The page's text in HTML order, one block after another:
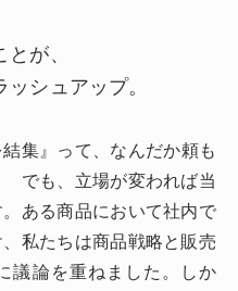
が、
シュアップ。
集』って、なんだか頼も
でも、立場が変われば当
ある商品において社内で
私たちは商品戦略と販売
議論を重ねました。しか